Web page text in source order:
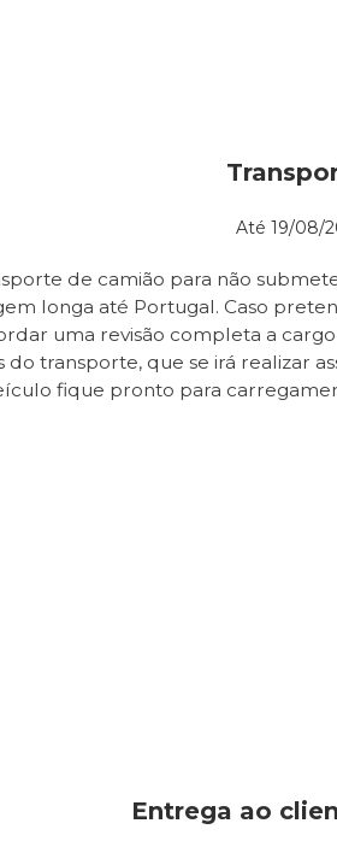
Até 19/08/
de camião para não
longa até Portugal. Caso
uma revisão completa a
do transporte, que se irá realizar
fique pronto para
Entrega ao